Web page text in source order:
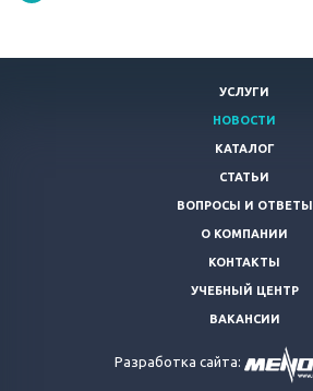
УСЛУГИ
НОВОСТИ
КАТАЛОГ
СТАТЬИ
ВОПРОСЫ И ОТВЕТЫ
О КОМПАНИИ
КОНТАКТЫ
УЧЕБНЫЙ ЦЕНТР
ВАКАНСИИ
Разработка сайта: